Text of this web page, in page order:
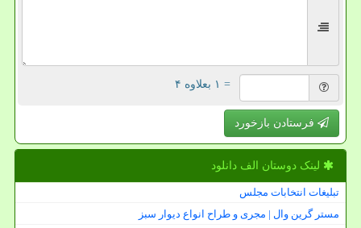
= ۱ بعلاوه ۴
فرستادن بازخورد
لینک دوستان الف دانلود
تبلیغات انتخابات مجلس
مستر گرین وال | مجری و طراح انواع دیوار سبز